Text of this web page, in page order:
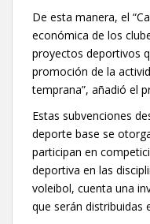
De esta manera, el
económica de los
proyectos deportivos
promoción de la
temprana”, añadió el
Estas subvenciones
deporte base se
participan en
deportiva en las
voleibol, cuenta una
que serán distribuidas